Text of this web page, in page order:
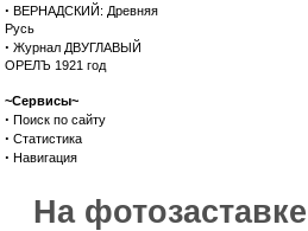
· ВЕРНАДСКИЙ: Древняя
Русь
· Журнал ДВУГЛАВЫЙ
ОРЕЛЪ 1921 год
~Сервисы~
· Поиск по сайту
· Статистика
· Навигация
На